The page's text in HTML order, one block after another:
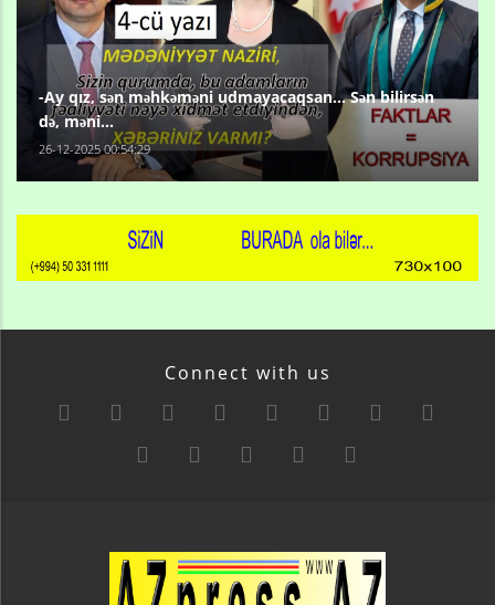
-Ay qız, sən məhkəməni udmayacaqsan... Sən bilirsən
də, məni...
26-12-2025 00:54:29
Connect with us